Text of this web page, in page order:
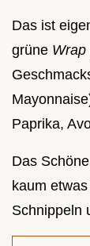
Das ist
grüne Wrap
Paprika,
Das
kaum
Schnippeln